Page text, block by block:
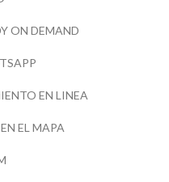
ON DEMAND
EN LINEA
EL MAPA